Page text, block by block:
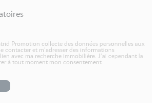
Promotion collecte des données personnelles aux
contacter et m’adresser des informations
avec ma recherche immobilière. J’ai cependant la
à tout moment mon consentement.